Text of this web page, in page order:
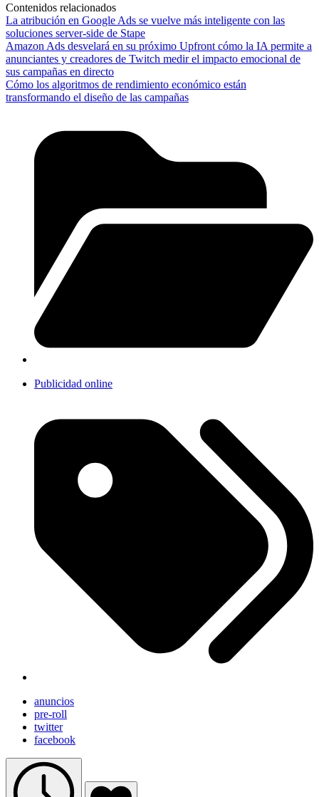
Contenidos relacionados
La atribución en Google Ads se vuelve más inteligente con las
soluciones server-side de Stape
Amazon Ads desvelará en su próximo Upfront cómo la IA permite a
anunciantes y creadores de Twitch medir el impacto emocional de
sus campañas en directo
Cómo los algoritmos de rendimiento económico están
transformando el diseño de las campañas
Publicidad online
anuncios
pre-roll
twitter
facebook